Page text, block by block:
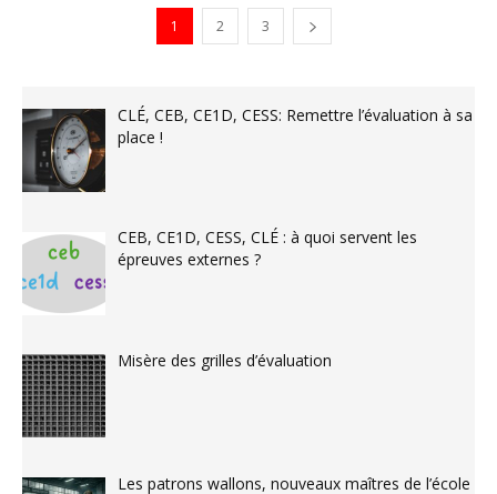
1 2 3
CLÉ, CEB, CE1D, CESS: Remettre l’évaluation à sa
place !
CEB, CE1D, CESS, CLÉ : à quoi servent les
épreuves externes ?
Misère des grilles d’évaluation
Les patrons wallons, nouveaux maîtres de l’école